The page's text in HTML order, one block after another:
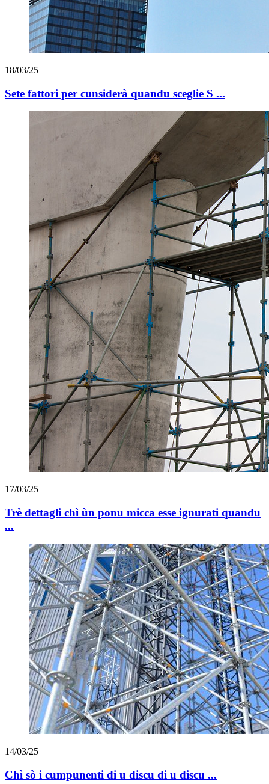
18/03/25
Sete fattori per cunsiderà quandu sceglie S ...
17/03/25
Trè dettagli chì ùn ponu micca esse ignurati quandu
...
14/03/25
Chì sò i cumpunenti di u discu di u discu ...